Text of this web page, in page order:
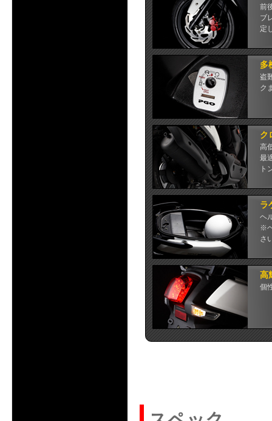
前
ブ
定
多
盗
ク
ク
高
最
ト
ラ
ヘ
※
さ
高
個